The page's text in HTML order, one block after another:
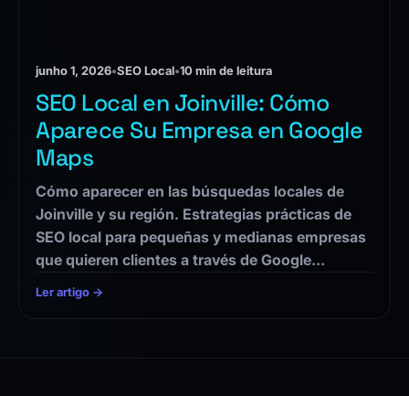
junho 1, 2026•SEO Local•10 min de leitura
SEO Local en Joinville: Cómo
Aparece Su Empresa en Google
Maps
Cómo aparecer en las búsquedas locales de
Joinville y su región. Estrategias prácticas de
SEO local para pequeñas y medianas empresas
que quieren clientes a través de Google…
Ler artigo →